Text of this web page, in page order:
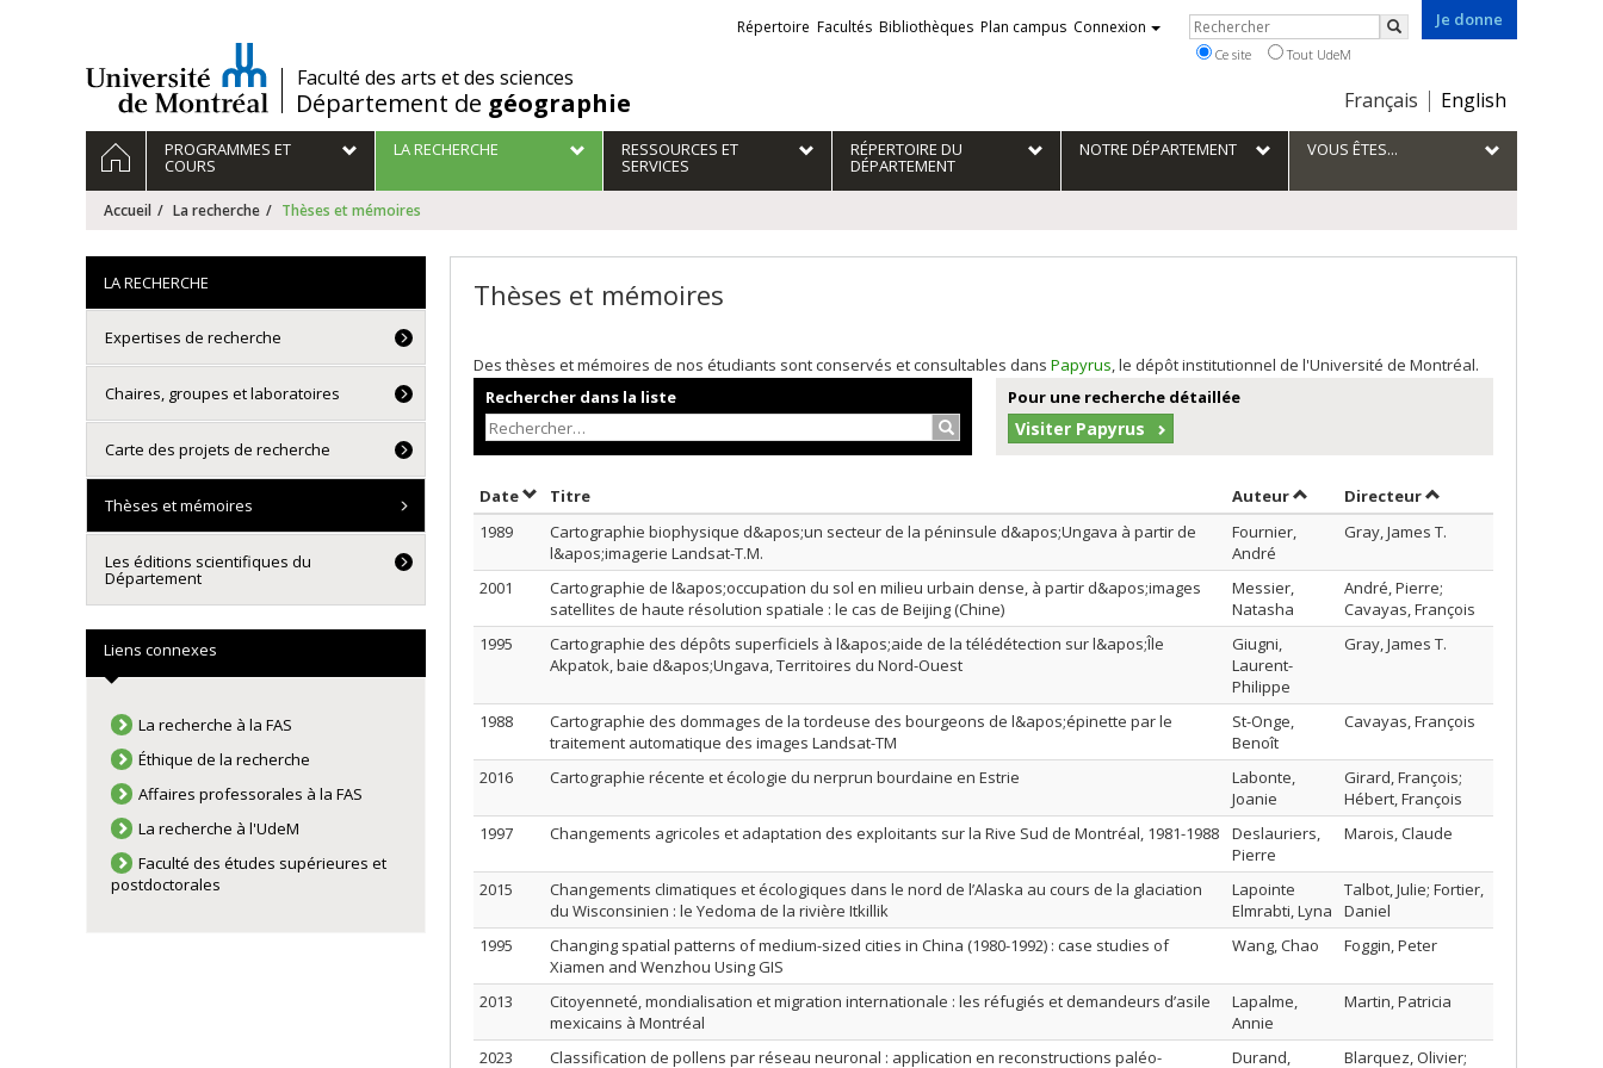
/Faculté des arts et des sciences
Département de géographie
Je donne
Choix
la
langue
Français English
Liens
externes
Répertoire Facultés Bibliothèques Plan campus Connexion Rechercher
Rechercher
Ce site Tout UdeM
Navigation
principale
ACCUEILPROGRAMMES ET
COURS
LA RECHERCHE RESSOURCES ET
SERVICES
RÉPERTOIRE DU
DÉPARTEMENT
NOTRE DÉPARTEMENT VOUS ÊTES...
Accueil La recherche Thèses et mémoires
Thèses et mémoires
Des thèses et mémoires de nos étudiants sont conservés et consultables dans Papyrus, le dépôt institutionnel de l'Université de Montréal.
Rechercher dans la liste
Rechercher…
Pour une recherche détaillée
Visiter Papyrus
DateTrier par date en ordre croissant
Titre AuteurTrier par auteur en ordre croissant
Directeurpar contributeur en
1989
Cartographie biophysique d&apos;un secteur de la péninsule d&apos;Ungava à partir de
l&apos;imagerie Landsat-T.M.
Fournier,
André
Gray, James T.
2001
Cartographie de l&apos;occupation du sol en milieu urbain dense, à partir d&apos;images
satellites de haute résolution spatiale : le cas de Beijing (Chine)
Messier,
Natasha
André, Pierre;
Cavayas, François
1995
Cartographie des dépôts superficiels à l&apos;aide de la télédétection sur l&apos;Île
Akpatok, baie d&apos;Ungava, Territoires du Nord-Ouest
Giugni,
Laurent-
Philippe
Gray, James T.
1988
Cartographie des dommages de la tordeuse des bourgeons de l&apos;épinette par le
traitement automatique des images Landsat-TM
St-Onge,
Benoît
Cavayas, François
2016 Cartographie récente et écologie du nerprun bourdaine en Estrie
Labonte,
Joanie
Girard, François;
Hébert, François
1997
Changements agricoles et adaptation des exploitants sur la Rive Sud de Montréal, 1981-1988
Deslauriers,
Pierre
Marois, Claude
2015
Changements climatiques et écologiques dans le nord de l’Alaska au cours de la glaciation
du Wisconsinien : le Yedoma de la rivière Itkillik
Lapointe
Elmrabti, Lyna
Talbot, Julie; Fortier,
Daniel
1995
Changing spatial patterns of medium-sized cities in China (1980-1992) : case studies of
Xiamen and Wenzhou Using GIS
Wang, Chao Foggin, Peter
2013
Citoyenneté, mondialisation et migration internationale : les réfugiés et demandeurs d’asile
mexicains à Montréal
Lapalme,
Annie
Martin, Patricia
2023
Classification de pollens par réseau neuronal : application en reconstructions paléo-
Durand,
Blarquez, Olivier;
LA RECHERCHE
Expertises de recherche
Chaires, groupes et laboratoires
Carte des projets de recherche
Thèses et mémoires
Les éditions scientifiques du
Département
Liens connexes
La recherche à la FAS
Éthique de la recherche
Affaires professorales à la FAS
La recherche à l'UdeM
Faculté des études supérieures et
postdoctorales